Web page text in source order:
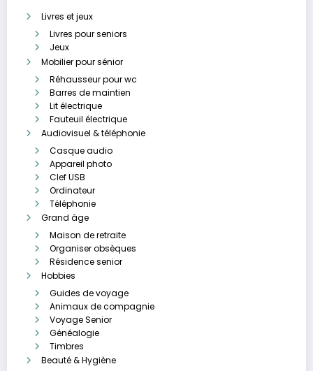
Livres et jeux
Livres pour seniors
Jeux
Mobilier pour sénior
Réhausseur pour wc
Barres de maintien
Lit électrique
Fauteuil électrique
Audiovisuel & téléphonie
Casque audio
Appareil photo
Clef USB
Ordinateur
Téléphonie
Grand âge
Maison de retraite
Organiser obsèques
Résidence senior
Hobbies
Guides de voyage
Animaux de compagnie
Voyage Senior
Généalogie
Timbres
Beauté & Hygiène